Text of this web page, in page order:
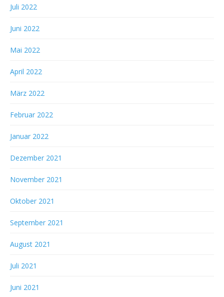
Juli 2022
Juni 2022
Mai 2022
April 2022
März 2022
Februar 2022
Januar 2022
Dezember 2021
November 2021
Oktober 2021
September 2021
August 2021
Juli 2021
Juni 2021